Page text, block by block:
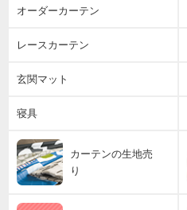
オーダーカーテン
レースカーテン
玄関マット
寝具
カーテンの生地売
り